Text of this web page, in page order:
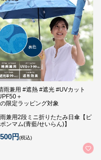
雨兼用 #遮熱 #遮光 #UVカット
＋
限定ラッピング対象
兼用2段ミニ折りたたみ日傘【ピ
ンマム(青藍/せいらん)】
円(税込)